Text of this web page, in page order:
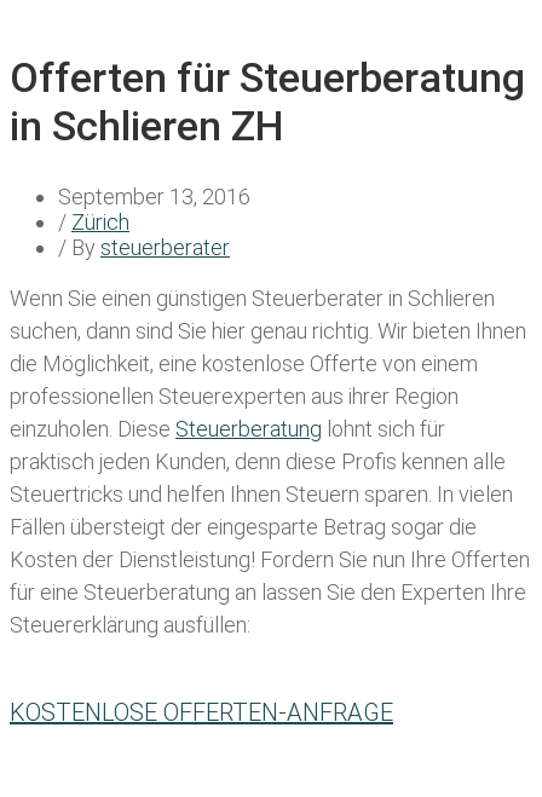
Offerten für Steuerberatung
in Schlieren ZH
September 13, 2016
/ Zürich
/ By steuerberater
Wenn Sie einen günstigen Steuerberater in Schlieren
suchen, dann sind Sie hier genau richtig. Wir bieten Ihnen
die Möglichkeit, eine kostenlose Offerte von einem
professionellen Steuerexperten aus ihrer Region
einzuholen. Diese Steuerberatung lohnt sich für
praktisch jeden Kunden, denn diese Profis kennen alle
Steuertricks und helfen Ihnen Steuern sparen. In vielen
Fällen übersteigt der eingesparte Betrag sogar die
Kosten der Dienstleistung! Fordern Sie nun Ihre Offerten
für eine Steuerberatung an lassen Sie den Experten Ihre
Steuererklärung ausfüllen:
KOSTENLOSE OFFERTEN-ANFRAGE